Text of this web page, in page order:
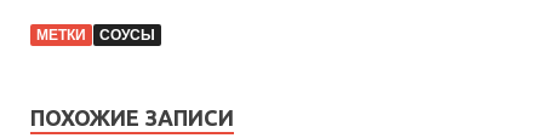
МЕТКИ СОУСЫ
ПОХОЖИЕ ЗАПИСИ